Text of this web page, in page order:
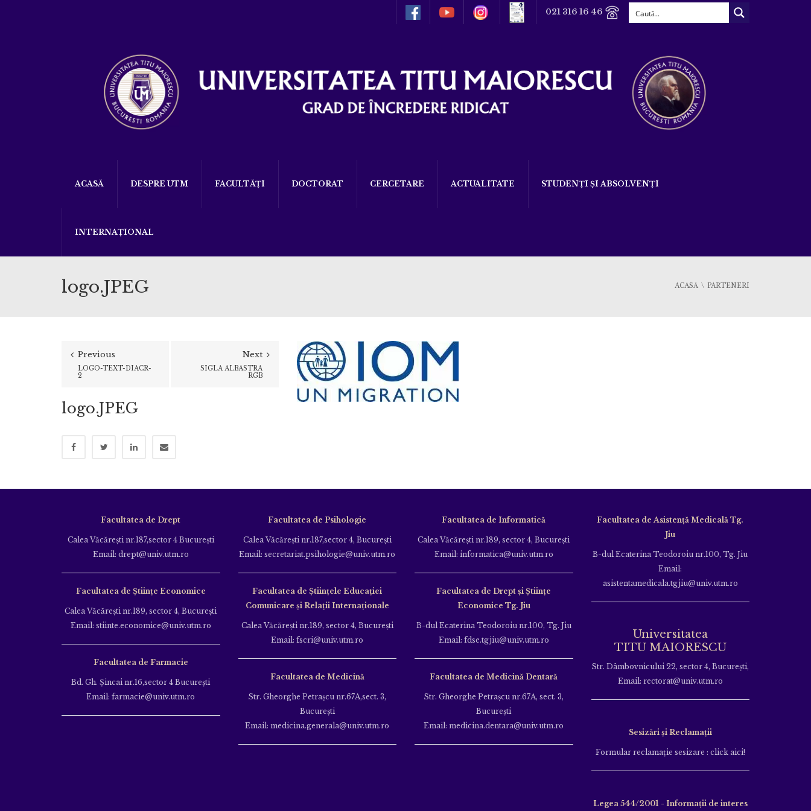
021 316 16 46
ACASĂ DESPRE UTM FACULTĂȚI DOCTORAT CERCETARE ACTUALITATE STUDENȚI ȘI ABSOLVENȚI
INTERNAȚIONAL
logo.JPEG ACASĂ PARTENERI
Previous
LOGO-TEXT-DIACR-
2
Next
SIGLA ALBASTRA
RGB
logo.JPEG
Facultatea de Drept
Calea Văcăreşti nr.187,sector 4 Bucureşti
Email: drept@univ.utm.ro
Facultatea de Științe Economice
Calea Văcăreşti nr.189, sector 4, Bucureşti
Email: stiinte.economice@univ.utm.ro
Facultatea de Farmacie
Bd. Gh. Şincai nr.16,sector 4 Bucureşti
Email: farmacie@univ.utm.ro
Facultatea de Psihologie
Calea Văcăreşti nr.187,sector 4, Bucureşti
Email: secretariat.psihologie@univ.utm.ro
Facultatea de Ştiinţele Educației
Comunicare și Relații Internaționale
Calea Văcăreşti nr.189, sector 4, Bucureşti
Email: fscri@univ.utm.ro
Facultatea de Medicină
Str. Gheorghe Petraşcu nr.67A,sect. 3,
Bucureşti
Email: medicina.generala@univ.utm.ro
Facultatea de Informatică
Calea Văcăreşti nr.189, sector 4, Bucureşti
Email: informatica@univ.utm.ro
Facultatea de Drept și Științe
Economice Tg. Jiu
B-dul Ecaterina Teodoroiu nr.100, Tg. Jiu
Email: fdse.tgjiu@univ.utm.ro
Facultatea de Medicină Dentară
Str. Gheorghe Petraşcu nr.67A, sect. 3,
Bucureşti
Email: medicina.dentara@univ.utm.ro
Facultatea de Asistență Medicală Tg.
Jiu
B-dul Ecaterina Teodoroiu nr.100, Tg. Jiu
Email:
asistentamedicala.tgjiu@univ.utm.ro
Universitatea
TITU MAIORESCU
Str. Dâmbovnicului 22, sector 4, București,
Email: rectorat@univ.utm.ro
Sesizări și Reclamații
Formular reclamație sesizare : click aici!
Legea 544/2001 - Informații de interes